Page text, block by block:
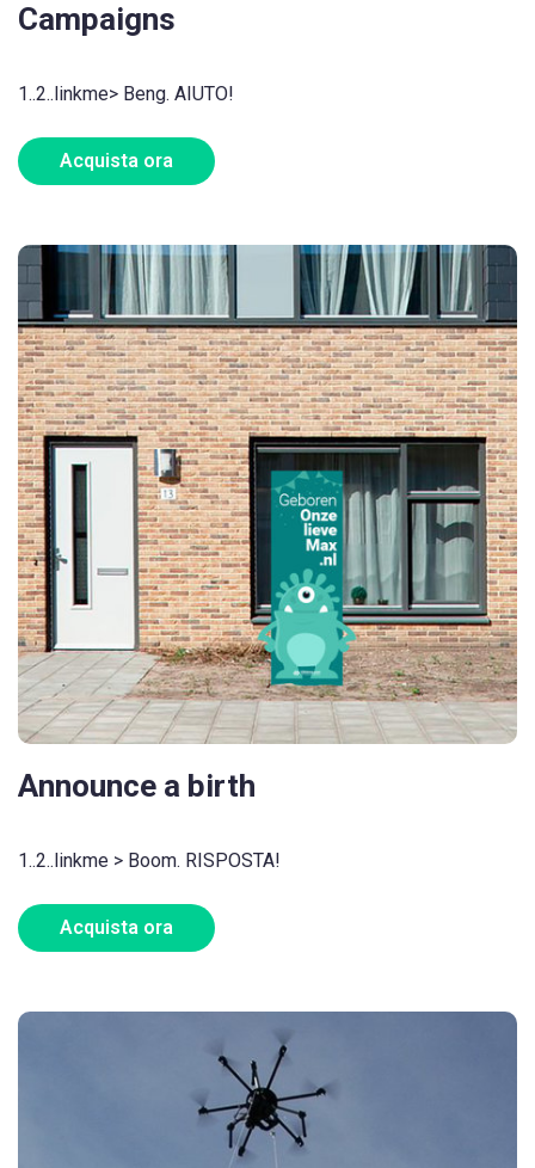
Campaigns
1..2..linkme> Beng. AIUTO!
Acquista ora
Announce a birth
1..2..linkme > Boom. RISPOSTA!
Acquista ora